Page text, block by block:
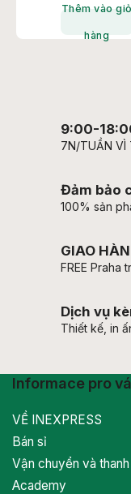
Thêm vào giỏ
hàng
9:00-
7N/TUẦN VÌ
Đảm bảo
100% sản
GIAO
FREE Praha
Dịch vụ
Thiết kế, in
Informace pro
VỀ INEXPRESS
Bán sỉ
Vận chuyển và
Academy